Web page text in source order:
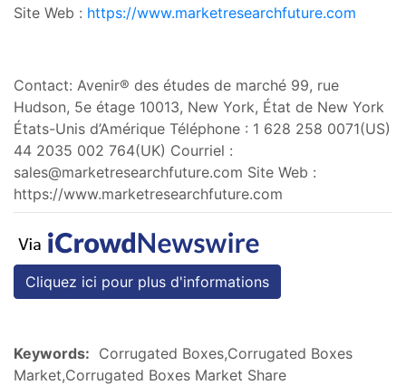
Site Web : https://www.marketresearchfuture.com
Contact: Avenir® des études de marché 99, rue
Hudson, 5e étage 10013, New York, État de New York
États-Unis d’Amérique Téléphone : 1 628 258 0071(US)
44 2035 002 764(UK) Courriel :
sales@marketresearchfuture.com Site Web :
https://www.marketresearchfuture.com
Cliquez ici pour plus d'informations
Keywords: Corrugated Boxes,Corrugated Boxes
Market,Corrugated Boxes Market Share